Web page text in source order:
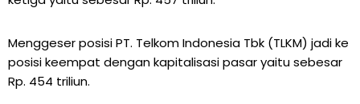
Menggeser posisi PT. Telkom Indonesia Tbk (TLKM) jadi ke
posisi keempat dengan kapitalisasi pasar yaitu sebesar
Rp. 454 triliun.